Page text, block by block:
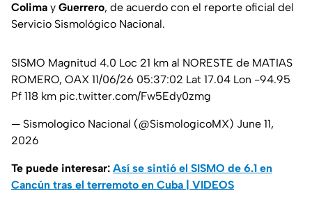
Colima y Guerrero, de acuerdo con el reporte oficial del
Servicio Sismológico Nacional.
SISMO Magnitud 4.0 Loc 21 km al NORESTE de MATIAS
ROMERO, OAX 11/06/26 05:37:02 Lat 17.04 Lon -94.95
Pf 118 km pic.twitter.com/Fw5Edy0zmg
— Sismologico Nacional (@SismologicoMX) June 11,
2026
Te puede interesar: Así se sintió el SISMO de 6.1 en
Cancún tras el terremoto en Cuba | VIDEOS